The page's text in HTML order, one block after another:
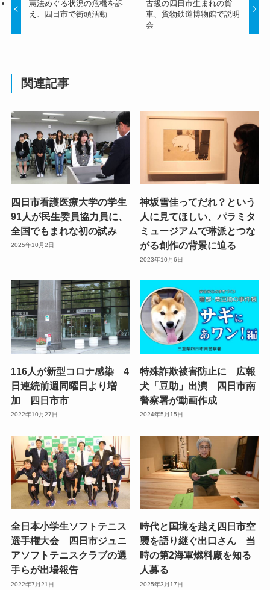
憲法めぐる状況の危機を訴
え、四日市で街頭活動
古級の四日市生まれの貨
車、貨物鉄道博物館で説明
会
関連記事
四日市看護医療大学の学生
91人が民生委員協力員に、
全国でもまれな初の試み
2025年10月2日
神坂雪佳ってだれ？という
人に見てほしい、パラミタ
ミュージアムで琳派とつな
がる創作の背景に迫る
2023年10月6日
116人が新型コロナ感染 4
日連続前週同曜日より増
加 四日市市
2022年10月27日
特殊詐欺被害防止に 広報
犬「豆助」出演 四日市南
警察署が動画作成
2024年5月15日
全日本小学生ソフトテニス
選手権大会 四日市ジュニ
アソフトテニスクラブの選
手らが出場報告
2022年7月21日
時代と国境を越え四日市空
襲を語り継ぐ出口さん 当
時の第2海軍燃料廠を知る
人募る
2025年3月17日